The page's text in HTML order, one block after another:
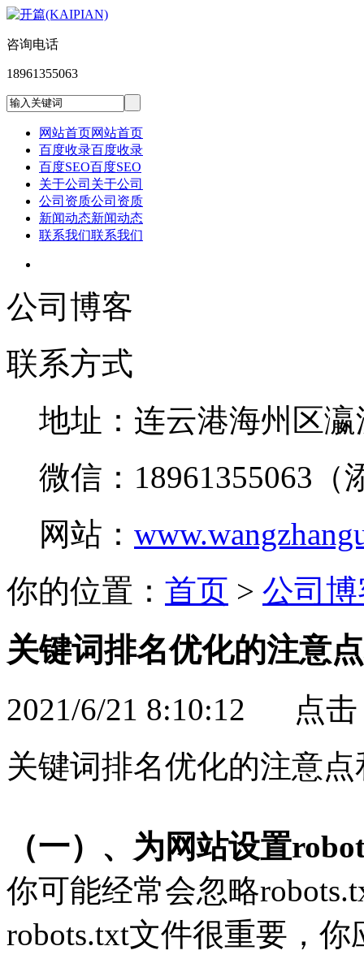
咨询电话
18961355063
网站首页网站首页
百度收录百度收录
百度SEO百度SEO
关于公司 关于公司
公司资质公司资质
新闻动态新闻动态
联系我们联系我们
公司博客
联系方式
地址：连云港海州区瀛
微信：18961355063（
网站：
你的位置： 首页 > 公司
关键词排名优化的注意
2021/6/21 8:10:12 点击
关键词排名优化的注意
（一）、为网站设置
你可能经常会忽略
robots.txt文件很重要，